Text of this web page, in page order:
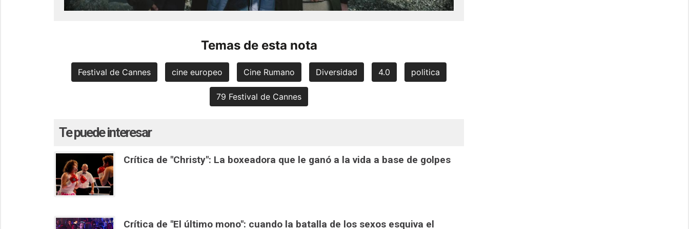
Temas de esta nota
Festival de Cannes cine europeo Cine Rumano Diversidad 4.0 politica
79 Festival de Cannes
Te puede interesar
Crítica de "Christy": La boxeadora que le ganó a la vida a base de golpes
Crítica de "El último mono": cuando la batalla de los sexos esquiva el